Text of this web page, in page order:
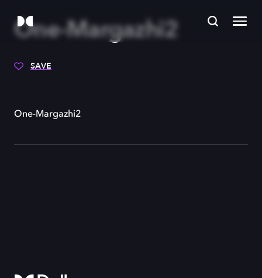
One-Margazhi2
SAVE
One-Margazhi2